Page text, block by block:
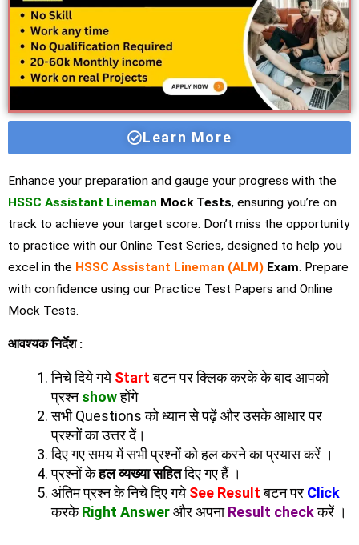
Learn More
Enhance your preparation and gauge your progress with the
HSSC Assistant Lineman Mock Tests, ensuring you’re on
track to achieve your target score. Don’t miss the opportunity
to practice with our Online Test Series, designed to help you
excel in the HSSC Assistant Lineman (ALM) Exam. Prepare
with confidence using our Practice Test Papers and Online
Mock Tests.
आवश्यक निर्देश :
निचे दिये गयेStartबटन पर क्लिक करके के बाद आपको
प्रश्नshowहोंगे
सभी Questions को ध्यान से पढ़ें और उसके आधार पर
प्रश्नों का उत्तर दें।
दिए गए समय में सभी प्रश्नों को हल करने का प्रयास करें ।
प्रश्नों केहल व्यख्या सहितदिए गए हैं ।
अंतिम प्रश्न के निचे दिए गयेSee Resultबटन पर Click
करकेRight Answerऔर अपनाResult checkकरें ।